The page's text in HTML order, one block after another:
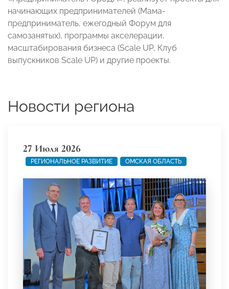
начинающих предпринимателей (Мама-
предприниматель, ежегодный Форум для
самозанятых), программы акселерации,
масштабирования бизнеса (Scale UP, Клуб
выпускников Scale UP) и другие проекты.
Новости региона
27 Июля 2026
РЕГИОНАЛЬНОЕ РАЗВИТИЕ ОМСКАЯ ОБЛАСТЬ